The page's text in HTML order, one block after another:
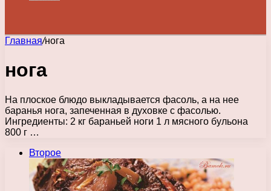
Главная/нога
нога
На плоское блюдо выкладывается фасоль, а на нее
баранья нога, запеченная в духовке с фасолью.
Ингредиенты: 2 кг бараньей ноги 1 л мясного бульона
800 г …
Второе